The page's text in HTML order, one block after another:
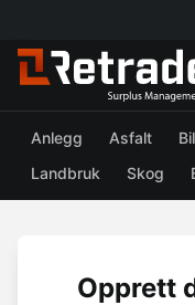
Anlegg Asfalt Bil
Landbruk
Skog
Opprett